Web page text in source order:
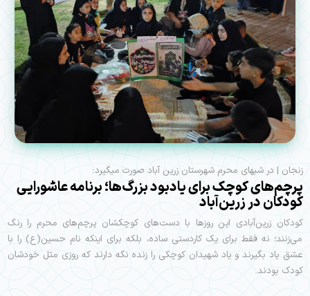
زنجان | در شبهای محرم شهرستان زرین آباد صورت میگیرد:
پرچم‌های کوچک برای یادبود بزرگ‌ها؛ برنامه عاشورایی
کودکان در زرین‌آباد
کودکان زرین‌آبادی این روزها با دست‌های کوچکشان پرچم‌های محرم را رنگ
می‌زنند؛ نه فقط برای یک کاردستی ساده، بلکه برای اینکه نام حسین(ع) را با
عشق یاد بگیرند و یاد شهیدان کوچکی را زنده نگه دارند که روزی مثل خودشان
کودک بودند.